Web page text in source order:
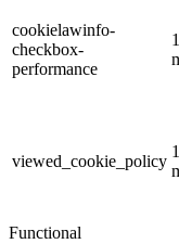
cookielawinfo-
checkbox-
performance
viewed_cookie_policy
Functional